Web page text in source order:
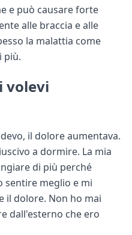
e può causare forte
alle braccia e alle
la malattia come
più.
volevi
il dolore aumentava.
a dormire. La mia
di più perché
sentire meglio e mi
il dolore. Non ho mai
dall'esterno che ero